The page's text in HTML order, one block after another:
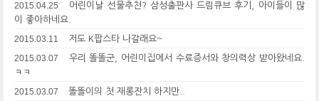
2015.04.25
어린이날 선물추천? 삼성출판사 드림큐브 후기, 아이들이 많
이 좋아하네요.
2015.03.11 저도 K팝스타 나갈래요~
2015.03.07
우리 똘똘군, 어린이집에서 수료증서와 창의력상 받아왔네요.
ㅋㅋ
2015.03.07 똘똘이의 첫 재롱잔치 하지만..